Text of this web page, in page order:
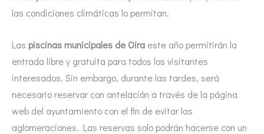
las condiciones climáticas lo permitan.
Las piscinas municipales de Oira este año permitirán la
entrada libre y gratuita para todos los visitantes
interesados. Sin embargo, durante las tardes, será
necesario reservar con antelación a través de la página
web del ayuntamiento con el fin de evitar las
aglomeraciones. Las reservas solo podrán hacerse con un